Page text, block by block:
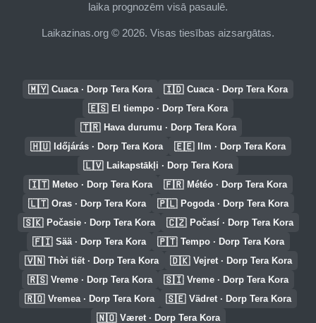
laika prognozēm visā pasaulē.
Laikazinas.org © 2026. Visas tiesības aizsargātas.
🇲🇾 Cuaca · Dorp Tera Kora 🇮🇩 Cuaca · Dorp Tera Kora
🇪🇸 El tiempo · Dorp Tera Kora
🇹🇷 Hava durumu · Dorp Tera Kora
🇭🇺 Időjárás · Dorp Tera Kora 🇪🇪 Ilm · Dorp Tera Kora
🇱🇻 Laikapstākļi · Dorp Tera Kora
🇮🇹 Meteo · Dorp Tera Kora 🇫🇷 Météo · Dorp Tera Kora
🇱🇹 Oras · Dorp Tera Kora 🇵🇱 Pogoda · Dorp Tera Kora
🇸🇰 Počasie · Dorp Tera Kora 🇨🇿 Počasí · Dorp Tera Kora
🇫🇮 Sää · Dorp Tera Kora 🇵🇹 Tempo · Dorp Tera Kora
🇻🇳 Thời tiết · Dorp Tera Kora 🇩🇰 Vejret · Dorp Tera Kora
🇷🇸 Vreme · Dorp Tera Kora 🇸🇮 Vreme · Dorp Tera Kora
🇷🇴 Vremea · Dorp Tera Kora 🇸🇪 Vädret · Dorp Tera Kora
🇳🇴 Været · Dorp Tera Kora